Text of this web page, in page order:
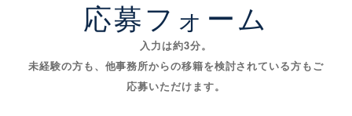
応募フォーム
入力は約3分。
未経験の方も、他事務所からの移籍を検討されている方もご
応募いただけます。